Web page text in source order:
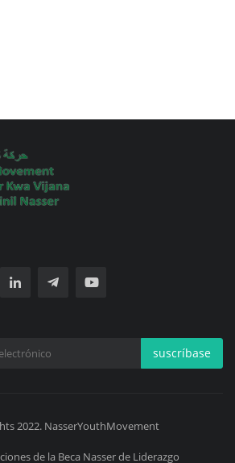
suscríbase
2022. NasserYouthMovement
de la Beca Nasser de Liderazgo